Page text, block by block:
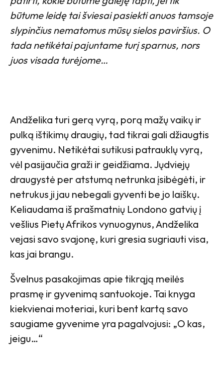
būtume leidę tai šviesai pasiekti anuos tamsoje
slypinčius nematomus mūsų sielos paviršius. O
tada netikėtai pajuntame turį sparnus, nors
juos visada turėjome…
Andželika turi gerą vyrą, porą mažų vaikų ir
pulką ištikimų draugių, tad tikrai gali džiaugtis
gyvenimu. Netikėtai sutikusi patrauklų vyrą,
vėl pasijaučia graži ir geidžiama. Jųdviejų
draugystė per atstumą netrunka įsibėgėti, ir
netrukus ji jau nebegali gyventi be jo laiškų.
Keliaudama iš prašmatnių Londono gatvių į
vešlius Pietų Afrikos vynuogynus, Andželika
vejasi savo svajonę, kuri gresia sugriauti visa,
kas jai brangu.
Švelnus pasakojimas apie tikrąją meilės
prasmę ir gyvenimą santuokoje. Tai knyga
kiekvienai moteriai, kuri bent kartą savo
saugiame gyvenime yra pagalvojusi: „O kas,
jeigu…“